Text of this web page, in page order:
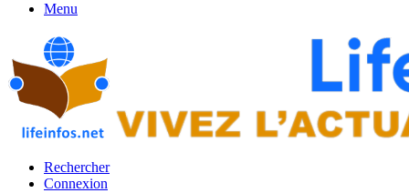
Menu
Rechercher
Connexion